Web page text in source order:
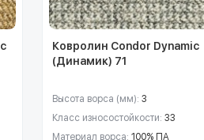
Ковролин Condor Dynamic
(Динамик) 71
Высота ворса (мм):3
Класс износостойкости:33
Материал ворса:100% ПА